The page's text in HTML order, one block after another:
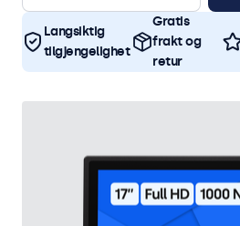
Langsiktig
tilgjengelighet
Gratis
frakt og
retur